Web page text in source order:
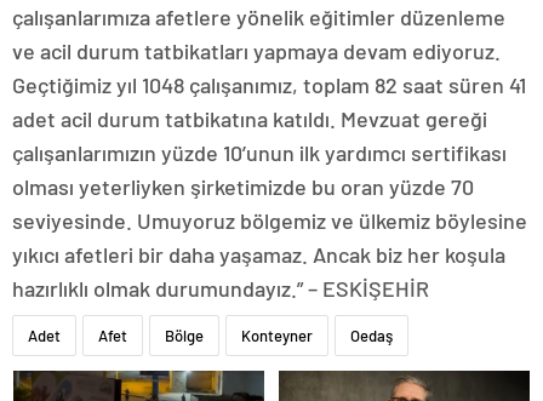
çalışanlarımıza afetlere yönelik eğitimler düzenleme
ve acil durum tatbikatları yapmaya devam ediyoruz.
Geçtiğimiz yıl 1048 çalışanımız, toplam 82 saat süren 41
adet acil durum tatbikatına katıldı. Mevzuat gereği
çalışanlarımızın yüzde 10’unun ilk yardımcı sertifikası
olması yeterliyken şirketimizde bu oran yüzde 70
seviyesinde. Umuyoruz bölgemiz ve ülkemiz böylesine
yıkıcı afetleri bir daha yaşamaz. Ancak biz her koşula
hazırlıklı olmak durumundayız.” – ESKİŞEHİR
Adet Afet Bölge Konteyner Oedaş